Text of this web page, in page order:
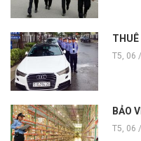
THUÊ
T5, 06
BẢO
T5, 06